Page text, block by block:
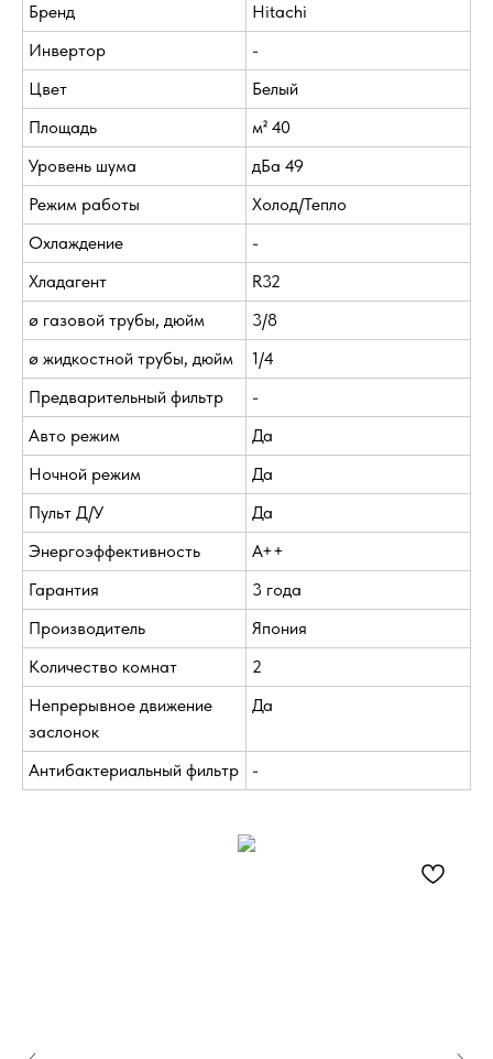
Бренд
Hitachi
Инвертор
-
Цвет
Белый
Площадь
м² 40
Уровень шума
дБа 49
Режим работы
Холод/Тепло
Охлаждение
-
Хладагент
R32
ø газовой трубы, дюйм
3/8
ø жидкостной трубы, дюйм
1/4
Предварительный фильтр
-
Авто режим
Да
Ночной режим
Да
Пульт Д/У
Да
Энергоэффективность
A++
Гарантия
3 года
Производитель
Япония
Количество комнат
2
Непрерывное движение
заслонок
Да
Антибактериальный фильтр -